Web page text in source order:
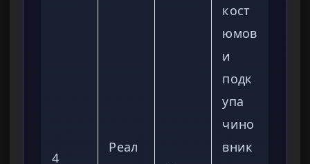
4
Реал
кост
юмов
и
подк
упа
чино
вник